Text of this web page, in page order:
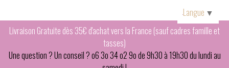
Livraison Gratuite dès 35€ d'achat vers la France (sauf cadres famille et
tasses)
Une question ? Un conseil ? o6 3o 34 o2 9o de 9h30 à 19h30 du lundi au
Langue ▼